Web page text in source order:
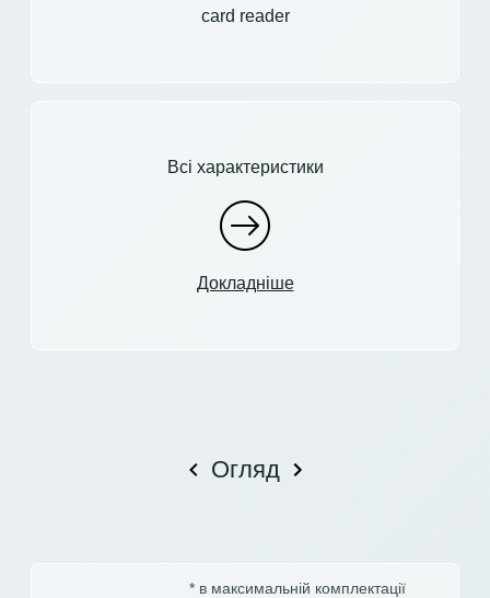
card reader
Всі характеристики
Докладніше
Огляд
* в максимальній комплектації